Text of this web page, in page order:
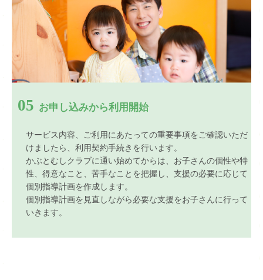
05 お申し込みから利用開始
サービス内容、ご利用にあたっての重要事項をご確認いただ
けましたら、利用契約手続きを行います。
かぶとむしクラブに通い始めてからは、お子さんの個性や特
性、得意なこと、苦手なことを把握し、支援の必要に応じて
個別指導計画を作成します。
個別指導計画を見直しながら必要な支援をお子さんに行って
いきます。